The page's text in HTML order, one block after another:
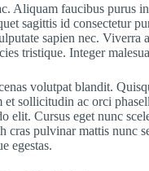
Aliquam faucibus purus
sagittis id consectetur
sapien nec. Viverra
tristique. Integer
volutpat blandit.
sollicitudin ac orci
elit. Cursus eget nunc
pulvinar mattis nunc
egestas.